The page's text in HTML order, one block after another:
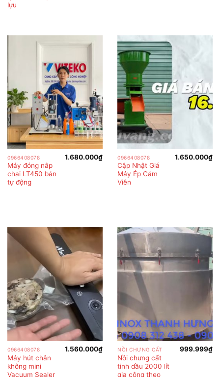
lựu
0966408078
Máy đóng nắp
chai LT450 bán
tự động
1.680.000₫ 0966408078
Cập Nhật Giá
Máy Ép Cám
Viên
1.650.000₫
0966408078
Máy hút chân
không mini
Vacuum Sealer
1.560.000₫ NỒI CHƯNG CẤT
Nồi chưng cất
tinh dầu 2000 lít
gia công theo
999.999₫